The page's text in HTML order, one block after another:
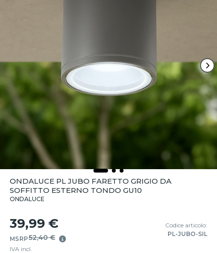
ONDALUCE PL JUBO FARETTO GRIGIO DA
SOFFITTO ESTERNO TONDO GU10
ONDALUCE
39,99 €
MSRP52,40 €
IVA incl.
Codice articolo:
PL-JUBO-SIL